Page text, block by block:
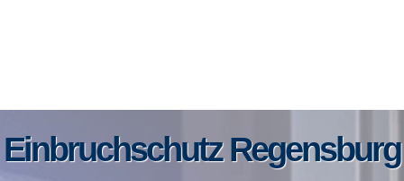
Einbruchschutz Regensburg